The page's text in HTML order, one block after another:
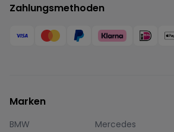
Zahlungsmethoden
Marken
BMW Mercedes